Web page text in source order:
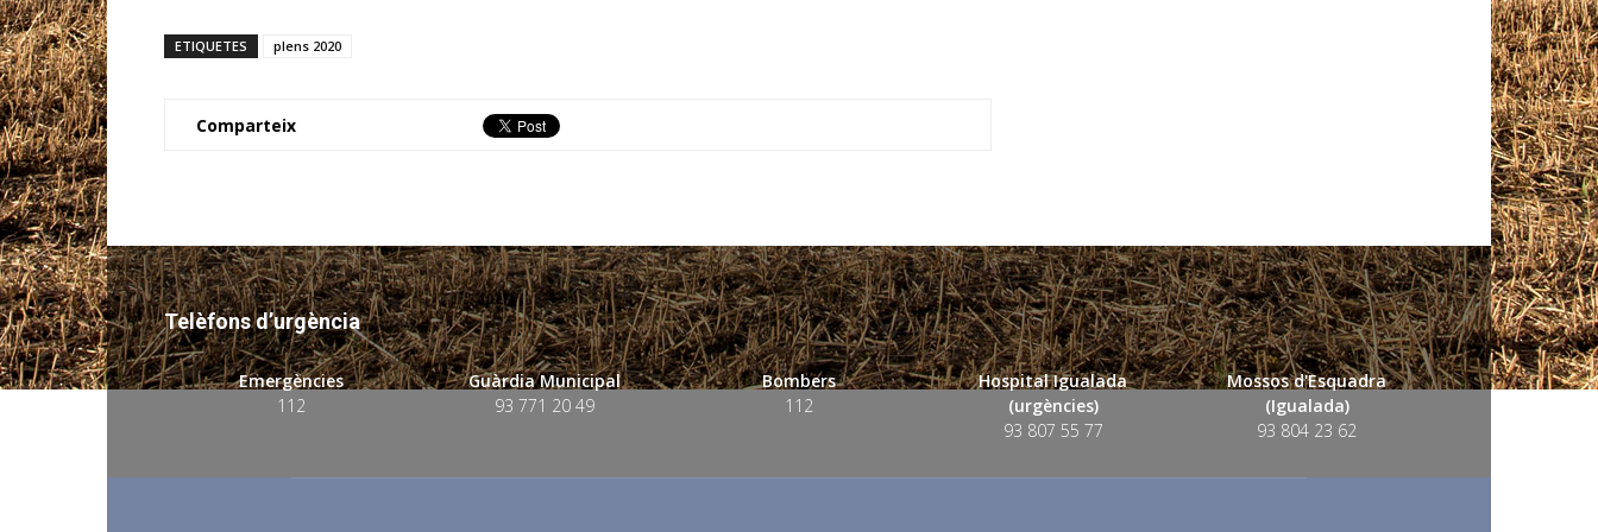
ETIQUETES plens 2020
Comparteix
Telèfons d’urgència
Emergències
112
Guàrdia Municipal
93 771 20 49
Bombers
112
Hospital Igualada
(urgències)
93 807 55 77
Mossos d'Esquadra
(Igualada)
93 804 23 62